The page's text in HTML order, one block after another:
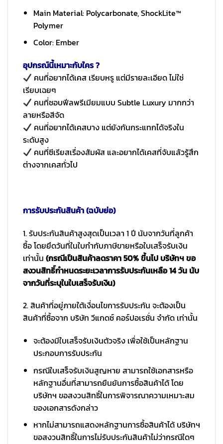
Main Material: Polycarbonate, ShockLite™
Polymer
Color: Ember
อุปกรณ์นี้เหมาะกับใคร ?
คนที่อยากได้เคส เรียบหรู แต่มีรายละเอียด ไม่ใช่
เรียบเฉยๆ
คนที่ชอบฟีลพรีเมียมแบบ Subtle Luxury มากกว่า
ลายหรือสีจัด
คนที่อยากได้เคสบาง แต่ยังกันกระแทกได้จริงใน
ระดับสูง
คนที่ซีเรียสเรื่องสัมผัส และอยากได้เคสที่จับแล้วรู้สึก
ต่างจากเคสทั่วไป
การรับประกันสินค้า (ฉบับย่อ)
1. รับประกันสินค้าสูงสุดเป็นเวลา 1 ปี นับจากวันที่ลูกค้า
ซื้อ โดยยึดวันที่ในใบกำกับภาษีขายหรือใบเสร็จรับเงิน
เท่านั้น (กรณีเป็นสินค้าลดราคา 50% ขึ้นไป บริษัทฯ ขอ
สงวนสิทธิ์กำหนดระยะเวลาการรับประกันเหลือ 14 วัน นับ
จากวันที่ระบุในใบเสร็จรับเงิน)
2. สินค้าที่อยู่ภายใต้เงื่อนไขการรับประกัน จะต้องเป็น
สินค้าที่ซื้อจาก บริษัท วีแกดซ์ คอร์ปอเรชั่น จำกัด เท่านั้น
จะต้องมีใบเสร็จรับเงินตัวจริง เพื่อใช้เป็นหลักฐาน
ประกอบการรับประกัน
กรณีใบเสร็จรับเงินสูญหาย สามารถใช้เอกสารหรือ
หลักฐานอื่นที่สามารถยืนยันการซื้อสินค้าได้ โดย
บริษัทฯ ขอสงวนสิทธิ์ในการพิจารณาความเหมาะสม
ของเอกสารดังกล่าว
หากไม่สามารถแสดงหลักฐานการซื้อสินค้าได้ บริษัทฯ
ขอสงวนสิทธิ์ในการไม่รับประกันสินค้าไม่ว่ากรณีใดๆ